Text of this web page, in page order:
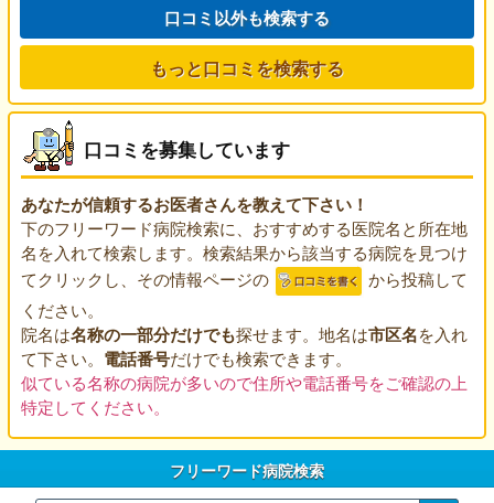
口コミ以外も検索する
もっと口コミを検索する
口コミを募集しています
あなたが信頼するお医者さんを教えて下さい！
下のフリーワード病院検索に、おすすめする医院名と所在地
名を入れて検索します。検索結果から該当する病院を見つけ
てクリックし、その情報ページの
から投稿して
ください。
院名は名称の一部分だけでも探せます。地名は市区名を入れ
て下さい。 電話番号だけでも検索できます。
似ている名称の病院が多いので住所や電話番号をご確認の上
特定してください。
フリーワード病院検索